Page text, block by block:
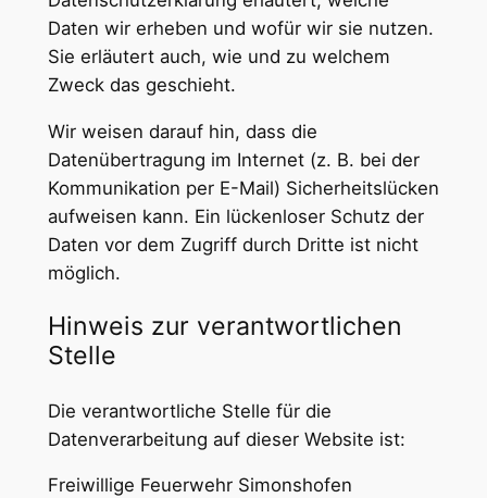
Daten wir erheben und wofür wir sie nutzen.
Sie erläutert auch, wie und zu welchem
Zweck das geschieht.
Wir weisen darauf hin, dass die
Datenübertragung im Internet (z. B. bei der
Kommunikation per E-Mail) Sicherheitslücken
aufweisen kann. Ein lückenloser Schutz der
Daten vor dem Zugriff durch Dritte ist nicht
möglich.
Hinweis zur verantwortlichen
Stelle
Die verantwortliche Stelle für die
Datenverarbeitung auf dieser Website ist:
Freiwillige Feuerwehr Simonshofen